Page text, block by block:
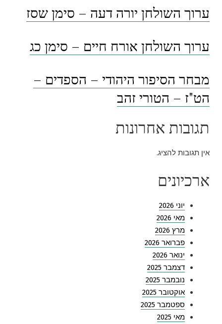
ערוך השולחן יורה דעה – סימן שסז
ערוך השולחן אורח חיים – סימן כג
מבחר הסיפור היהודי – הספדים –
הט"ז – הטורי זהב
תגובות אחרונות
אין תגובות להציג.
ארכיונים
יוני 2026
מאי 2026
מרץ 2026
פברואר 2026
ינואר 2026
דצמבר 2025
נובמבר 2025
אוקטובר 2025
ספטמבר 2025
מאי 2025